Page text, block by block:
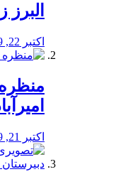
البرز
اکتبر 22, 2019
اکتبر 21, 2019